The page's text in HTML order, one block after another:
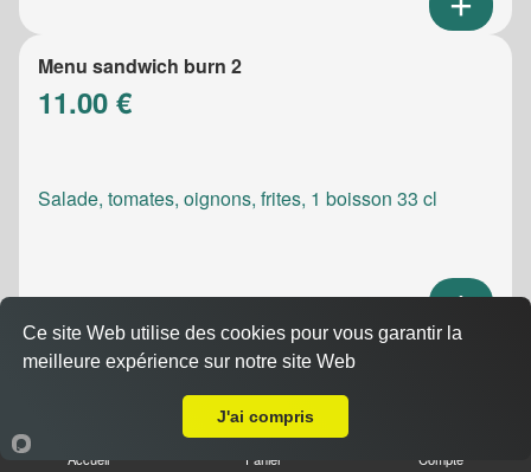
Menu sandwich burn 2
11.00 €
Salade, tomates, oignons, frites, 1 boisson 33 cl
Menu sandwich meatic
Accueil Panier Compte
Ce site Web utilise des cookies pour vous garantir la
meilleure expérience sur notre site Web
J'ai compris